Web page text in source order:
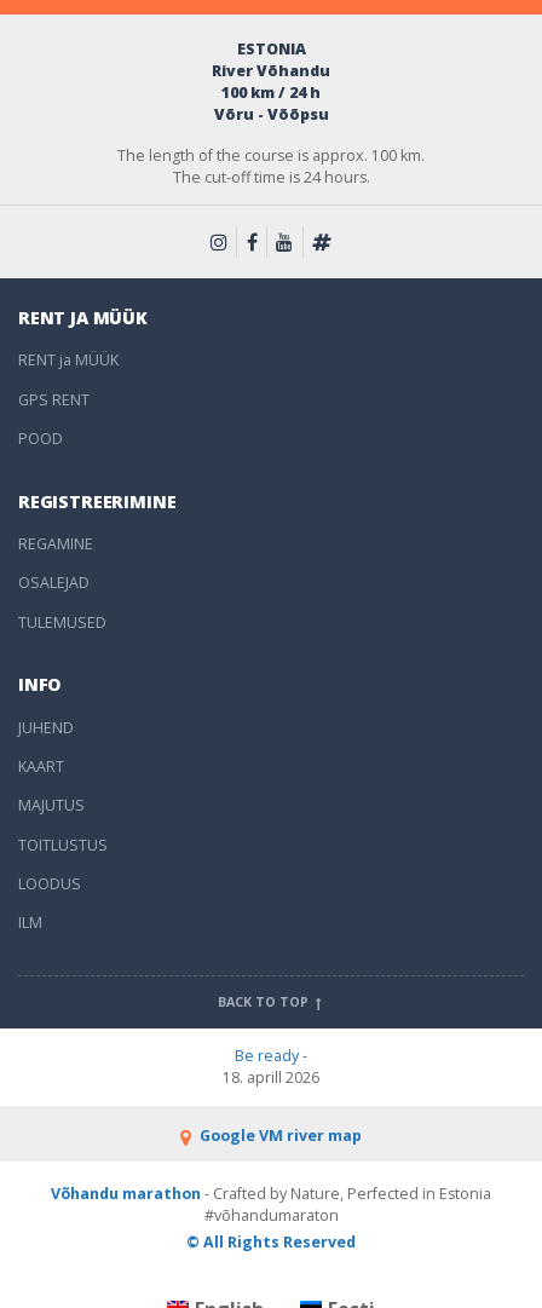
ESTONIA
River Võhandu
100 km / 24 h
Võru - Võõpsu
The length of the course is approx. 100 km.
The cut-off time is 24 hours.
RENT JA MÜÜK
RENT ja MÜÜK
GPS RENT
POOD
REGISTREERIMINE
REGAMINE
OSALEJAD
TULEMUSED
INFO
JUHEND
KAART
MAJUTUS
TOITLUSTUS
LOODUS
ILM
BACK TO TOP
Be ready-
18. aprill 2026
Google VM river map
Võhandu marathon - Crafted by Nature, Perfected in Estonia
#võhandumaraton
© All Rights Reserved